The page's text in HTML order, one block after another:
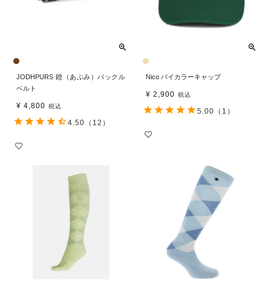
JODHPURS 鐙（あぶみ）バックル
ベルト
¥ 4,800 税込
4.50 （12）
Nico バイカラーキャップ
¥ 2,900 税込
5.00 （1）